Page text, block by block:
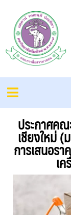
ประกาศค
เชียงใหม่ (
การเสนอร
เ